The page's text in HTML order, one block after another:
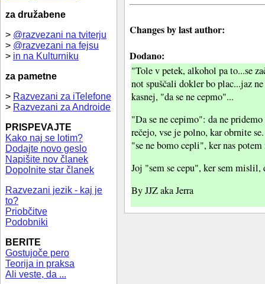
za družabene
> @razvezani na tviterju
> @razvezani na fejsu
> in na Kulturniku
za pametne
> Razvezani za iTelefone
> Razvezani za Androide
PRISPEVAJTE
Kako naj se lotim?
Dodajte novo geslo
Napišite nov članek
Dopolnite star članek
Razvezani jezik - kaj je
to?
Priobčitve
Podobniki
BERITE
Gostujoče pero
Teorija in praksa
Ali veste, da ...
Changes by last author:
Dodano:
"Tole v petek, alkohol pa to...se
not spuščali dokler bo plac...jaz
kasnej, "da se ne cepmo"...
"Da se ne cepimo": da ne
rečejo, vse je polno, kar obrnite
"se ne bomo cepli", ker nas
Joj "sem se cepu", ker sem mislil,
By JJZ aka Jerra